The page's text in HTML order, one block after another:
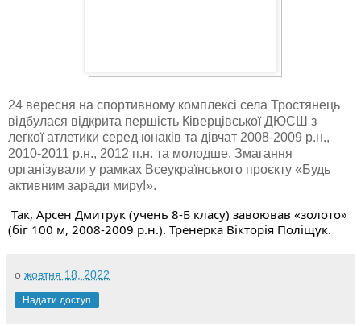
24 вересня на спортивному комплексі села Тростянець
відбулася відкрита першість Ківерцівської ДЮСШ з
легкої атлетики серед юнаків та дівчат 2008-2009 р.н.,
2010-2011 р.н., 2012 п.н. та молодше. Змагання
організували у рамках Всеукраїнського проєкту «Будь
активним заради миру!».
(біг 100 м, 2008-2009 р.н.). Тренерка Вікторія Поліщук.
о жовтня 18, 2022
Надати доступ